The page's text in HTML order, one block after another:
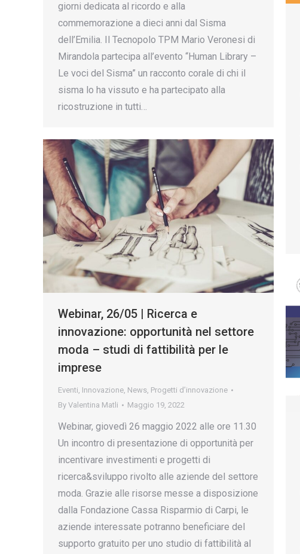
giorni dedicata al ricordo e alla
commemorazione a dieci anni dal Sisma
dell’Emilia. Il Tecnopolo TPM Mario Veronesi di
Mirandola partecipa all’evento “Human Library –
Le voci del Sisma” un racconto corale di chi il
sisma lo ha vissuto e ha partecipato alla
ricostruzione in tutti…
Webinar, 26/05 | Ricerca e
innovazione: opportunità nel settore
moda – studi di fattibilità per le
imprese
Eventi, Innovazione, News, Progetti d’innovazione
By Valentina Matli Maggio 19, 2022
Webinar, giovedì 26 maggio 2022 alle ore 11.30
Un incontro di presentazione di opportunità per
incentivare investimenti e progetti di
ricerca&sviluppo rivolto alle aziende del settore
moda. Grazie alle risorse messe a disposizione
dalla Fondazione Cassa Risparmio di Carpi, le
aziende interessate potranno beneficiare del
supporto gratuito per uno studio di fattibilità al